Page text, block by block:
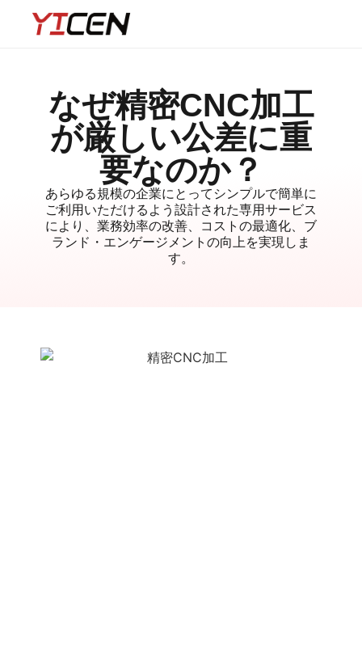
なぜ精密CNC加工
が厳しい公差に重
要なのか？
あらゆる規模の企業にとってシンプルで簡単に
ご利用いただけるよう設計された専用サービス
により、業務効率の改善、コストの最適化、ブ
ランド・エンゲージメントの向上を実現しま
す。